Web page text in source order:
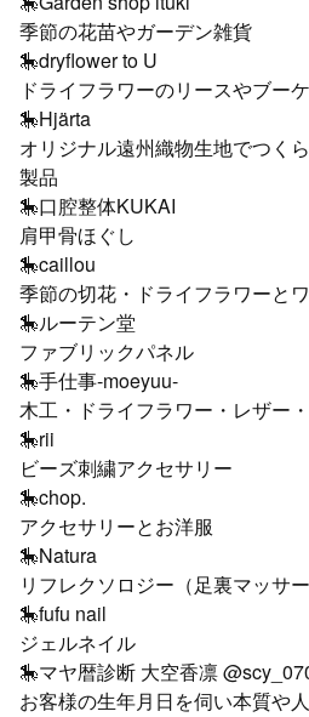
季節の花苗やガーデン雑貨
🎠dryflower to U
ドライフラワーのリースやブー
🎠Hjärta
オリジナル遠州織物生地でつく
製品
🎠口腔整体KUKAI
肩甲骨ほぐし
🎠caillou
季節の切花・ドライフラワーと
🎠ルーテン堂
ファブリックパネル
🎠手仕事-moeyuu-
木工・ドライフラワー・レザー
🎠rii
ビーズ刺繍アクセサリー
🎠chop.
アクセサリーとお洋服
🎠Natura
リフレクソロジー（足裏マッサ
🎠fufu nail
ジェルネイル
🎠マヤ暦診断 大空香凛
お客様の生年月日を伺い本質や